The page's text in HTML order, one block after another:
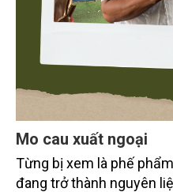
Mo cau xuất ngoại
Từng bị xem là phế
đang trở thành nguyên